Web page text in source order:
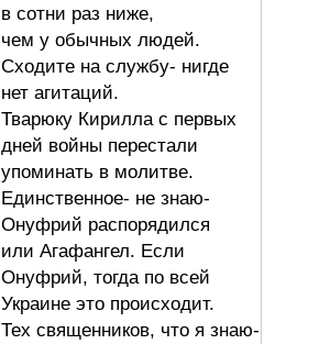
в сотни раз ниже,
чем у обычных людей.
Сходите на службу- нигде
нет агитаций.
Тварюку Кирилла с первых
дней войны перестали
упоминать в молитве.
Единственное- не знаю-
Онуфрий распорядился
или Агафангел. Если
Онуфрий, тогда по всей
Украине это происходит.
Тех священников, что я знаю-